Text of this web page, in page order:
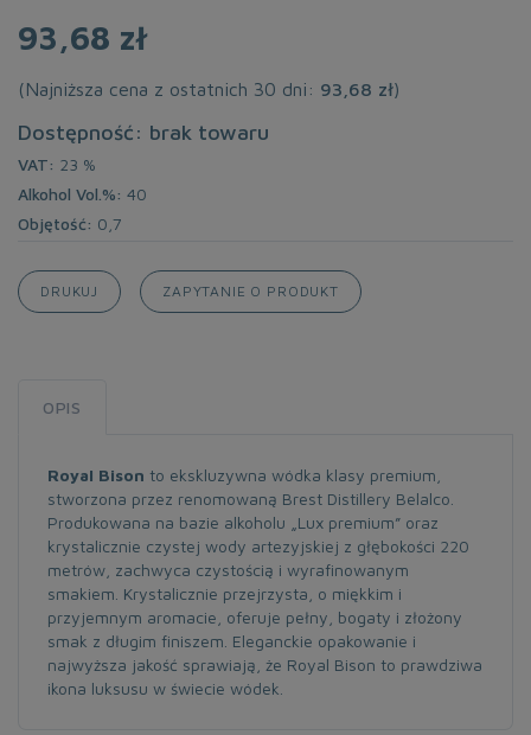
93,68 zł
(Najniższa cena z ostatnich 30 dni: 93,68 zł)
Dostępność: brak towaru
VAT: 23 %
Alkohol Vol.%: 40
Objętość: 0,7
DRUKUJ ZAPYTANIE O PRODUKT
OPIS
Royal Bison to ekskluzywna wódka klasy premium,
stworzona przez renomowaną Brest Distillery Belalco.
Produkowana na bazie alkoholu „Lux premium” oraz
krystalicznie czystej wody artezyjskiej z głębokości 220
metrów, zachwyca czystością i wyrafinowanym
smakiem. Krystalicznie przejrzysta, o miękkim i
przyjemnym aromacie, oferuje pełny, bogaty i złożony
smak z długim finiszem. Eleganckie opakowanie i
najwyższa jakość sprawiają, że Royal Bison to prawdziwa
ikona luksusu w świecie wódek.